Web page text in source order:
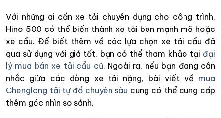
Với những ai cần xe tải chuyên dụng cho công trình,
Hino 500 có thể biến thành xe tải ben mạnh mẽ hoặc
xe cẩu. Để biết thêm về các lựa chọn xe tải cẩu đã
qua sử dụng với giá tốt, bạn có thể tham khảo tại đại
lý mua bán xe tải cẩu cũ. Ngoài ra, nếu bạn đang cân
nhắc giữa các dòng xe tải nặng, bài viết về mua
Chenglong tải tự đổ chuyên sâu cũng có thể cung cấp
thêm góc nhìn so sánh.